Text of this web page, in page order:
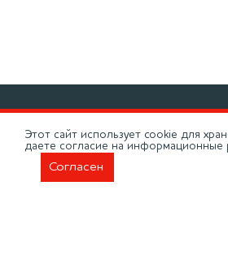
Этот сайт использует cookie для
даете согласие на информационные
Согласен